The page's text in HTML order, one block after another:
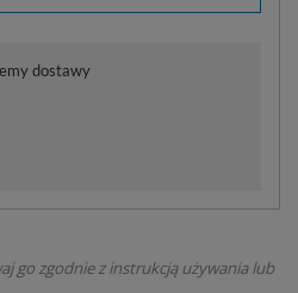
dostawy
go zgodnie z instrukcją używania lub